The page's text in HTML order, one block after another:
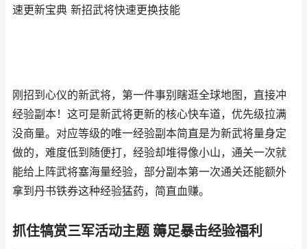
速更新宝典 新招武将快速更换技能
刚招到心仪的新武将，第一件事别瞎逛全球地图，直接冲
经验副本！这可是新武将更新的核心快车道，优先级拉满
没商量。对应等级的唯一经验副本简直是为新武将量身定
做的，难度低到随便打，经验却堆得像小山，通关一次就
能给上阵武将塞海量经验，部分副本第一次通关还能额外
拿到丹书铁券这种经验猛药，简直血赚。
抓住犒赏三军活动主题 薅足暴击经验福利